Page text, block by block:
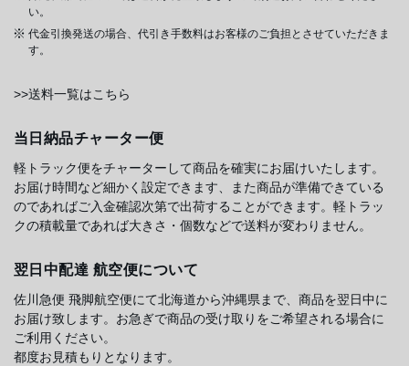
い。
代金引換発送の場合、代引き手数料はお客様のご負担とさせていただきま
す。
>>送料一覧はこちら
当日納品チャーター便
軽トラック便をチャーターして商品を確実にお届けいたします。
お届け時間など細かく設定できます、また商品が準備できている
のであればご入金確認次第で出荷することができます。軽トラッ
クの積載量であれば大きさ・個数などで送料が変わりません。
翌日中配達 航空便について
佐川急便 飛脚航空便にて北海道から沖縄県まで、商品を翌日中に
お届け致します。お急ぎで商品の受け取りをご希望される場合に
ご利用ください。
都度お見積もりとなります。